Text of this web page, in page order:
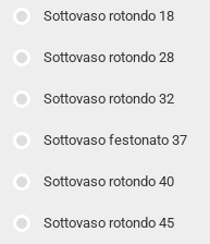
Sottovaso rotondo 18
Sottovaso rotondo 28
Sottovaso rotondo 32
Sottovaso festonato 37
Sottovaso rotondo 40
Sottovaso rotondo 45